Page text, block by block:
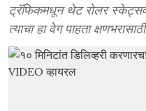
ट्रॅफिकमधून थेट रोलर
त्याचा हा वेग पाहता